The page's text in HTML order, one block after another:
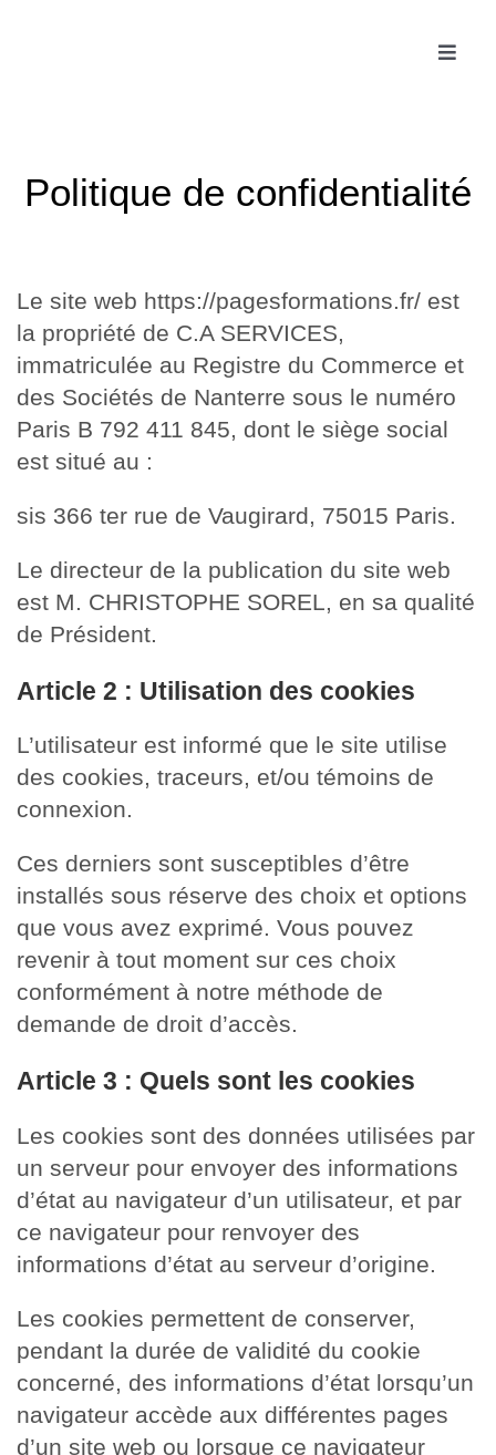
Toggle
Les
Politique de confidentialité
Le site web https://pagesformations.fr/ est
la propriété de C.A SERVICES,
immatriculée au Registre du Commerce et
des Sociétés de Nanterre sous le numéro
Paris B 792 411 845, dont le siège social
est situé au :
sis 366 ter rue de Vaugirard, 75015 Paris.
Le directeur de la publication du site web
est M. CHRISTOPHE SOREL, en sa qualité
de Président.
Article 2 : Utilisation des cookies
L’utilisateur est informé que le site utilise
des cookies, traceurs, et/ou témoins de
connexion.
Ces derniers sont susceptibles d’être
installés sous réserve des choix et options
que vous avez exprimé. Vous pouvez
revenir à tout moment sur ces choix
conformément à notre méthode de
demande de droit d’accès.
Article 3 : Quels sont les cookies
Les cookies sont des données utilisées par
un serveur pour envoyer des informations
d’état au navigateur d’un utilisateur, et par
ce navigateur pour renvoyer des
informations d’état au serveur d’origine.
Les cookies permettent de conserver,
pendant la durée de validité du cookie
concerné, des informations d’état lorsqu’un
navigateur accède aux différentes pages
d’un site web ou lorsque ce navigateur